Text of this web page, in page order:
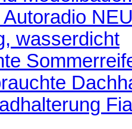
Autoradio
wasserdicht